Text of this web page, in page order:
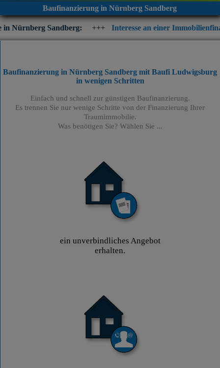
Baufinanzierung in Nürnberg Sandberg
+++ Interesse an einer Immobilienfinanzierung?
Baufinanzierung in Nürnberg Sandberg mit Baufi Ludwigsburg
in wenigen Schritten
Einfach und schnell zur günstigen Baufinanzierung.
Es trennen Sie nur wenige Schritte von der Finanzierung Ihrer
Traumimmobilie.
Was benötigen Sie? Wählen Sie ...
ein unverbindliches Angebot
erhalten.